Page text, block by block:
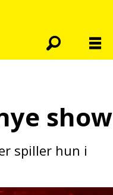
show
spiller hun i